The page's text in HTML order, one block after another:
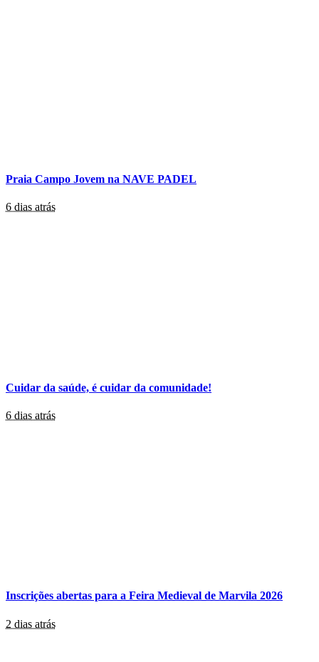
Praia Campo Jovem na NAVE PADEL
6 dias atrás
Cuidar da saúde, é cuidar da comunidade!
6 dias atrás
Inscrições abertas para a Feira Medieval de Marvila 2026
2 dias atrás